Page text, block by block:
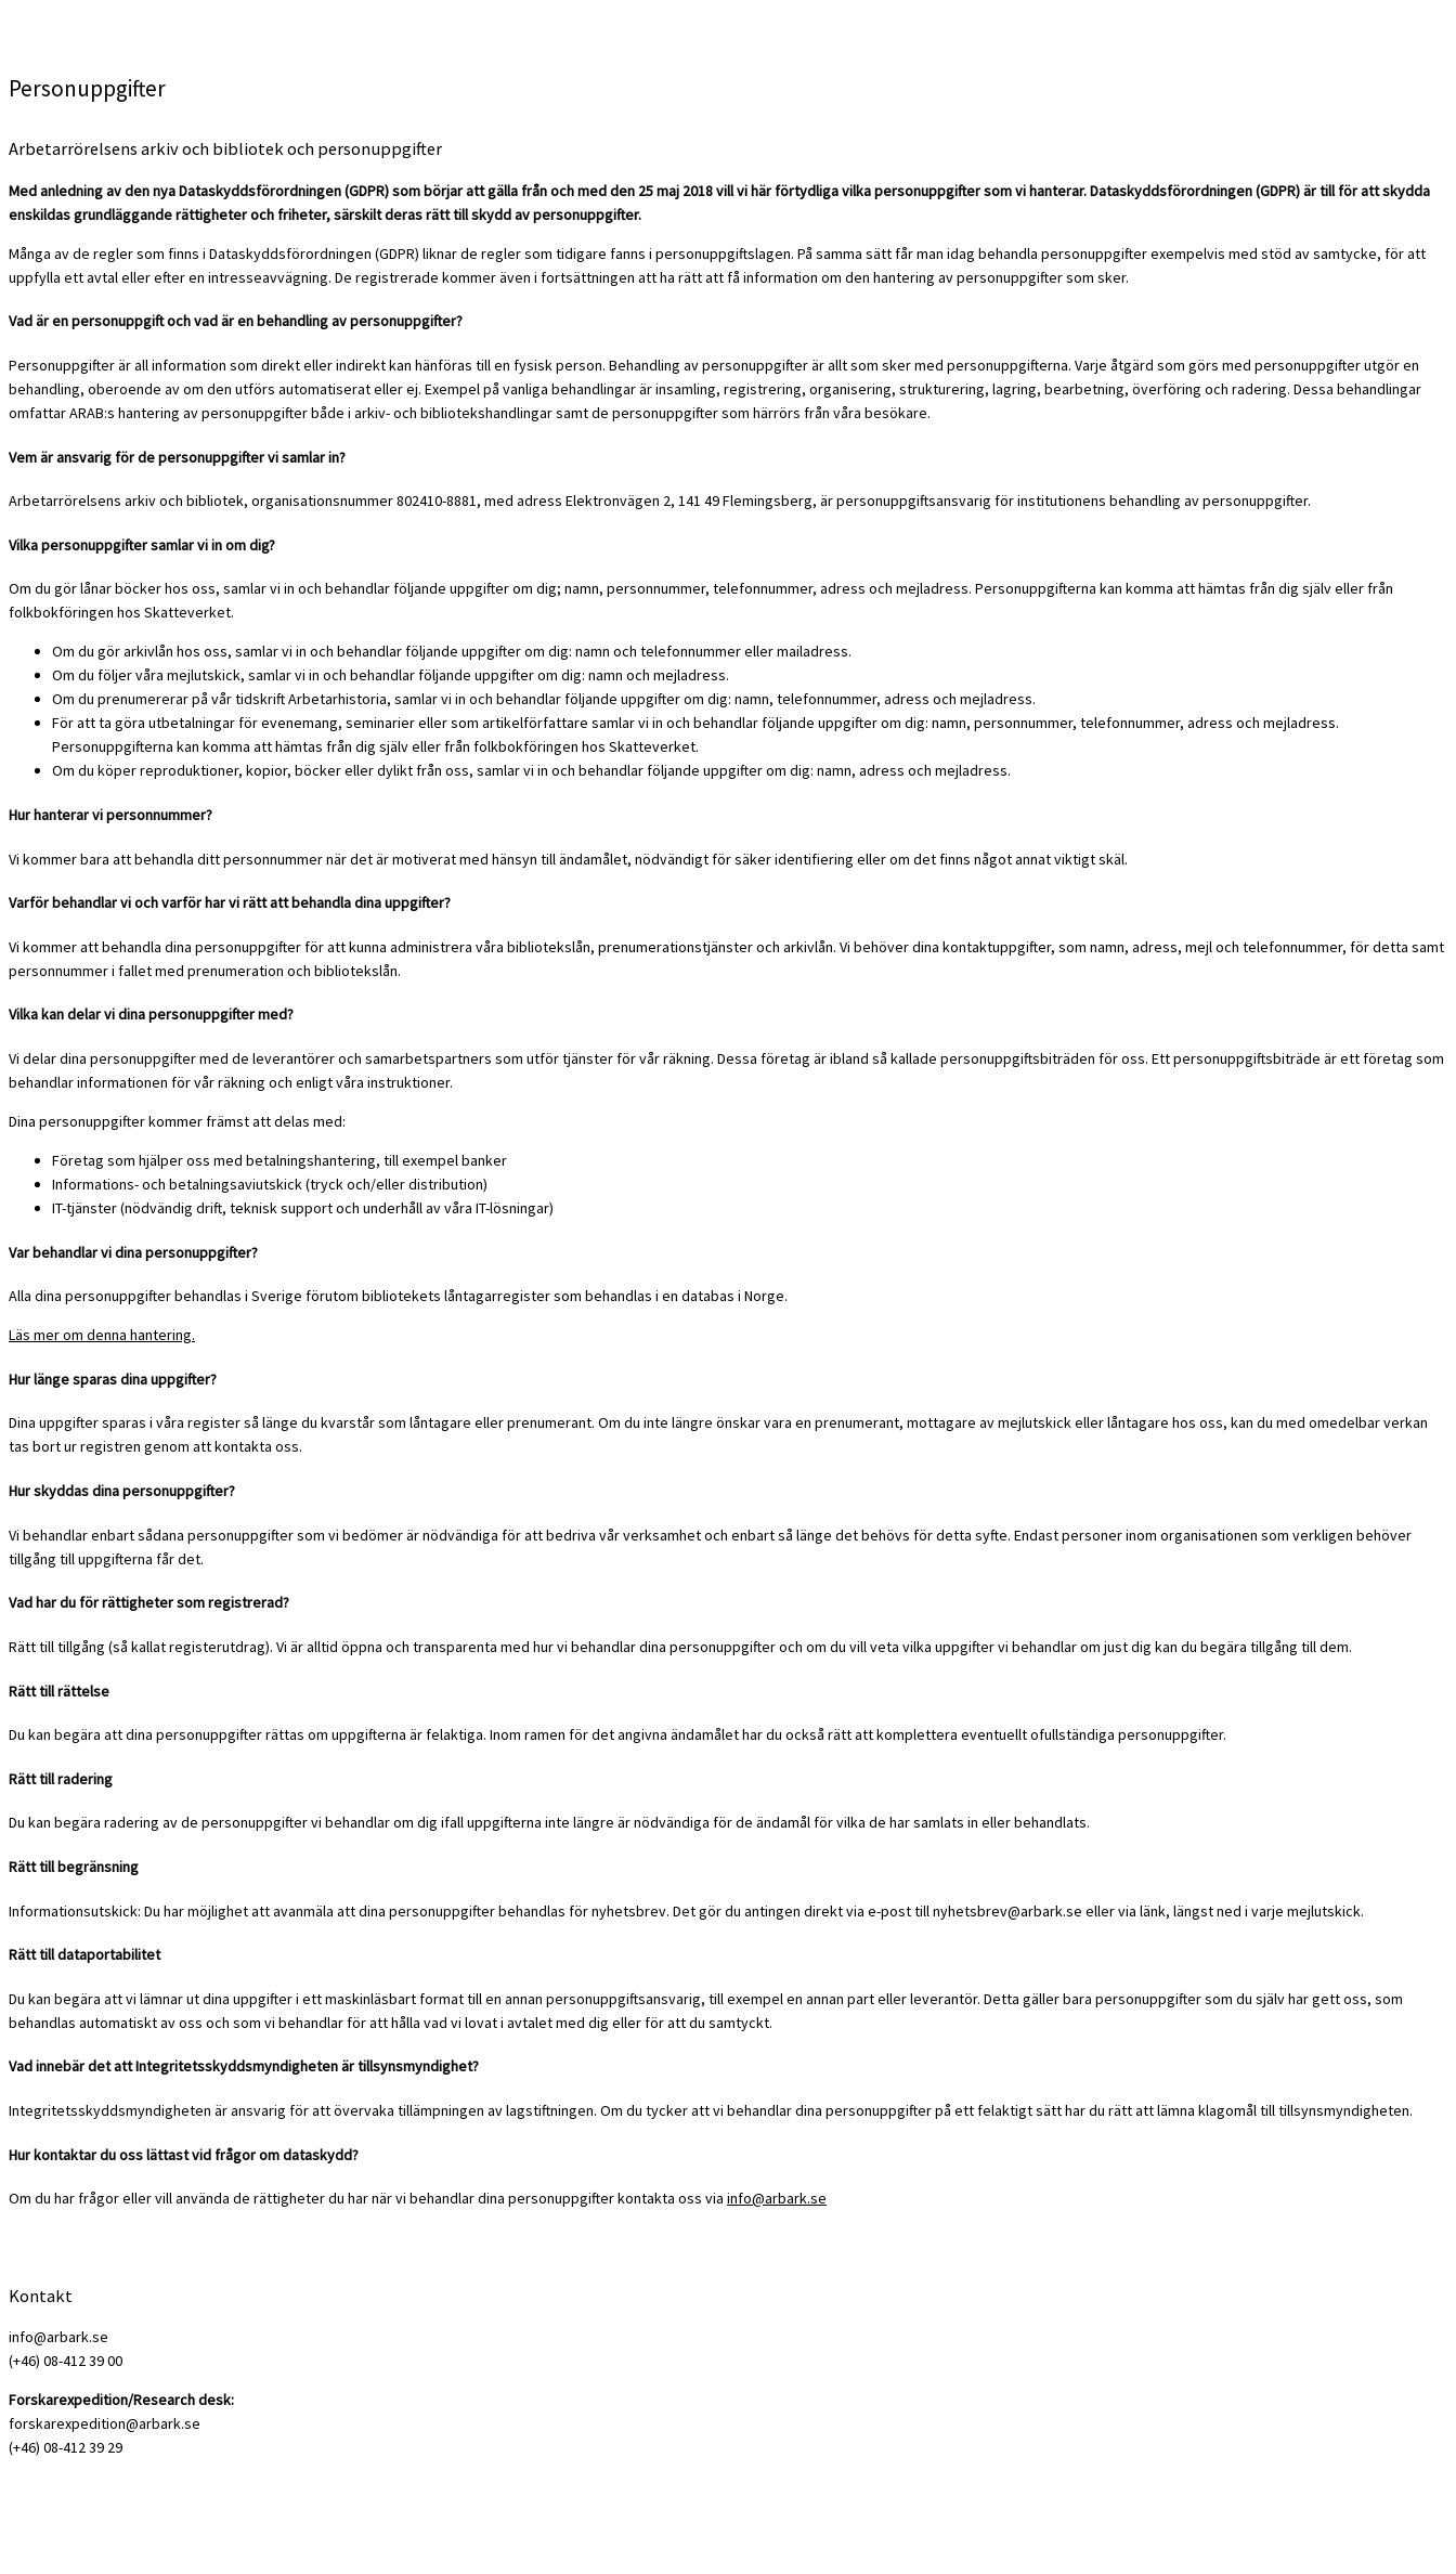
Personuppgifter
Arbetarrörelsens arkiv och bibliotek och personuppgifter
Med anledning av den nya Dataskyddsförordningen (GDPR) som börjar att gälla från och med den 25 maj 2018 vill vi här förtydliga vilka personuppgifter som vi hanterar.Dataskyddsförordningen (GDPR) är till för att skydda
enskildas grundläggande rättigheter och friheter, särskilt deras rätt till skydd av personuppgifter.
Många av de regler som finns i Dataskyddsförordningen (GDPR) liknar de regler som tidigare fanns i personuppgiftslagen. På samma sätt får man idag behandla personuppgifter exempelvis med stöd av samtycke, för att
uppfylla ett avtal eller efter en intresseavvägning. De registrerade kommer även i fortsättningen att ha rätt att få information om den hantering av personuppgifter som sker.
Vad är en personuppgift och vad är en behandling av personuppgifter?
Personuppgifter är all information som direkt eller indirekt kan hänföras till en fysisk person. Behandling av personuppgifter är allt som sker med personuppgifterna. Varje åtgärd som görs med personuppgifter utgör en
behandling, oberoende av om den utförs automatiserat eller ej. Exempel på vanliga behandlingar är insamling, registrering, organisering, strukturering, lagring, bearbetning, överföring och radering. Dessa behandlingar
omfattar ARAB:s hantering av personuppgifter både i arkiv- och bibliotekshandlingar samt de personuppgifter som härrörs från våra besökare.
Vem är ansvarig för de personuppgifter vi samlar in?
Arbetarrörelsens arkiv och bibliotek, organisationsnummer 802410-8881, med adress Elektronvägen 2, 141 49 Flemingsberg, är personuppgiftsansvarig för institutionens behandling av personuppgifter.
Vilka personuppgifter samlar vi in om dig?
Om du gör lånar böcker hos oss, samlar vi in och behandlar följande uppgifter om dig; namn, personnummer, telefonnummer, adress och mejladress. Personuppgifterna kan komma att hämtas från dig själv eller från
folkbokföringen hos Skatteverket.
Om du gör arkivlån hos oss, samlar vi in och behandlar följande uppgifter om dig: namn och telefonnummer eller mailadress.
Om du följer våra mejlutskick, samlar vi in och behandlar följande uppgifter om dig: namn och mejladress.
Om du prenumererar på vår tidskrift Arbetarhistoria, samlar vi in och behandlar följande uppgifter om dig: namn, telefonnummer, adress och mejladress.
För att ta göra utbetalningar för evenemang, seminarier eller som artikelförfattare samlar vi in och behandlar följande uppgifter om dig: namn, personnummer, telefonnummer, adress och mejladress.
Personuppgifterna kan komma att hämtas från dig själv eller från folkbokföringen hos Skatteverket.
Om du köper reproduktioner, kopior, böcker eller dylikt från oss, samlar vi in och behandlar följande uppgifter om dig: namn, adress och mejladress.
Hur hanterar vi personnummer?
Vi kommer bara att behandla ditt personnummer när det är motiverat med hänsyn till ändamålet, nödvändigt för säker identifiering eller om det finns något annat viktigt skäl.
Varför behandlar vi och varför har vi rätt att behandla dina uppgifter?
Vi kommer att behandla dina personuppgifter för att kunna administrera våra bibliotekslån, prenumerationstjänster och arkivlån. Vi behöver dina kontaktuppgifter, som namn, adress, mejl och telefonnummer, för detta samt
personnummer i fallet med prenumeration och bibliotekslån.
Vilka kan delar vi dina personuppgifter med?
Vi delar dina personuppgifter med de leverantörer och samarbetspartners som utför tjänster för vår räkning. Dessa företag är ibland så kallade personuppgiftsbiträden för oss. Ett personuppgiftsbiträde är ett företag som
behandlar informationen för vår räkning och enligt våra instruktioner.
Dina personuppgifter kommer främst att delas med:
Företag som hjälper oss med betalningshantering, till exempel banker
Informations- och betalningsaviutskick (tryck och/eller distribution)
IT-tjänster (nödvändig drift, teknisk support och underhåll av våra IT-lösningar)
Var behandlar vi dina personuppgifter?
Alla dina personuppgifter behandlas i Sverige förutom bibliotekets låntagarregister som behandlas i en databas i Norge.
Läs mer om denna hantering.
Hur länge sparas dina uppgifter?
Dina uppgifter sparas i våra register så länge du kvarstår som låntagare eller prenumerant. Om du inte längre önskar vara en prenumerant, mottagare av mejlutskick eller låntagare hos oss, kan du med omedelbar verkan
tas bort ur registren genom att kontakta oss.
Hur skyddas dina personuppgifter?
Vi behandlar enbart sådana personuppgifter som vi bedömer är nödvändiga för att bedriva vår verksamhet och enbart så länge det behövs för detta syfte. Endast personer inom organisationen som verkligen behöver
tillgång till uppgifterna får det.
Vad har du för rättigheter som registrerad?
Rätt till tillgång (så kallat registerutdrag). Vi är alltid öppna och transparenta med hur vi behandlar dina personuppgifter och om du vill veta vilka uppgifter vi behandlar om just dig kan du begära tillgång till dem.
Rätt till rättelse
Du kan begära att dina personuppgifter rättas om uppgifterna är felaktiga. Inom ramen för det angivna ändamålet har du också rätt att komplettera eventuellt ofullständiga personuppgifter.
Rätt till radering
Du kan begära radering av de personuppgifter vi behandlar om dig ifall uppgifterna inte längre är nödvändiga för de ändamål för vilka de har samlats in eller behandlats.
Rätt till begränsning
Informationsutskick: Du har möjlighet att avanmäla att dina personuppgifter behandlas för nyhetsbrev. Det gör du antingen direkt via e-post till nyhetsbrev@arbark.se eller via länk, längst ned i varje mejlutskick.
Rätt till dataportabilitet
Du kan begära att vi lämnar ut dina uppgifter i ett maskinläsbart format till en annan personuppgiftsansvarig, till exempel en annan part eller leverantör. Detta gäller bara personuppgifter som du själv har gett oss, som
behandlas automatiskt av oss och som vi behandlar för att hålla vad vi lovat i avtalet med dig eller för att du samtyckt.
Vad innebär det att Integritetsskyddsmyndigheten är tillsynsmyndighet?
Integritetsskyddsmyndigheten är ansvarig för att övervaka tillämpningen av lagstiftningen. Om du tycker att vi behandlar dina personuppgifter på ett felaktigt sätt har du rätt att lämna klagomål till tillsynsmyndigheten.
Hur kontaktar du oss lättast vid frågor om dataskydd?
Om du har frågor eller vill använda de rättigheter du har när vi behandlar dina personuppgifter kontakta oss via info@arbark.se
Kontakt
info@arbark.se
(+46) 08-412 39 00
Forskarexpedition/Research desk:
forskarexpedition@arbark.se
(+46) 08-412 39 29